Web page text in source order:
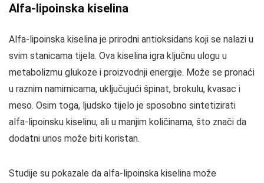
Alfa-lipoinska kiselina
Alfa-lipoinska kiselina je prirodni antioksidans koji se nalazi u
svim stanicama tijela. Ova kiselina igra ključnu ulogu u
metabolizmu glukoze i proizvodnji energije. Može se pronaći
u raznim namirnicama, uključujući špinat, brokulu, kvasac i
meso. Osim toga, ljudsko tijelo je sposobno sintetizirati
alfa-lipoinsku kiselinu, ali u manjim količinama, što znači da
dodatni unos može biti koristan.
Studije su pokazale da alfa-lipoinska kiselina može